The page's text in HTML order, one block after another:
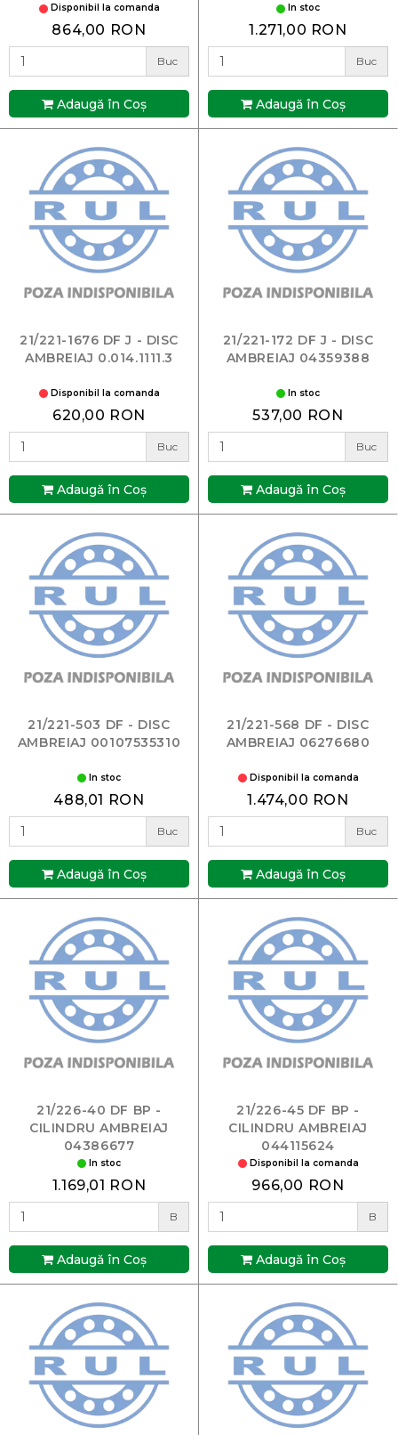
Disponibil la comanda
864,00 RON
Buc
Adaugă în Coş
In stoc
1.271,00 RON
Buc
Adaugă în Coş
21/221-1676 DF J - DISC
AMBREIAJ 0.014.1111.3
Disponibil la comanda
620,00 RON
Buc
Adaugă în Coş
21/221-172 DF J - DISC
AMBREIAJ 04359388
In stoc
537,00 RON
Buc
Adaugă în Coş
21/221-503 DF - DISC
AMBREIAJ 00107535310
In stoc
488,01 RON
Buc
Adaugă în Coş
21/221-568 DF - DISC
AMBREIAJ 06276680
Disponibil la comanda
1.474,00 RON
Buc
Adaugă în Coş
21/226-40 DF BP -
CILINDRU AMBREIAJ
04386677
In stoc
1.169,01 RON
B
Adaugă în Coş
21/226-45 DF BP -
CILINDRU AMBREIAJ
044115624
Disponibil la comanda
966,00 RON
B
Adaugă în Coş